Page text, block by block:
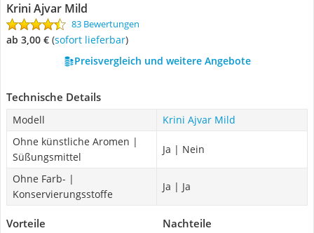
Krini Ajvar Mild
83 Bewertungen
ab 3,00 € ( Sofort lieferbar)
Preisvergleich und weitere Angebote
Technische Details
Modell
Krini Ajvar Mild
Ohne künstliche Aromen |
Süßungsmittel
Ja | Nein
Ohne Farb- |
Konservierungsstoffe
Ja | Ja
Vorteile Nachteile